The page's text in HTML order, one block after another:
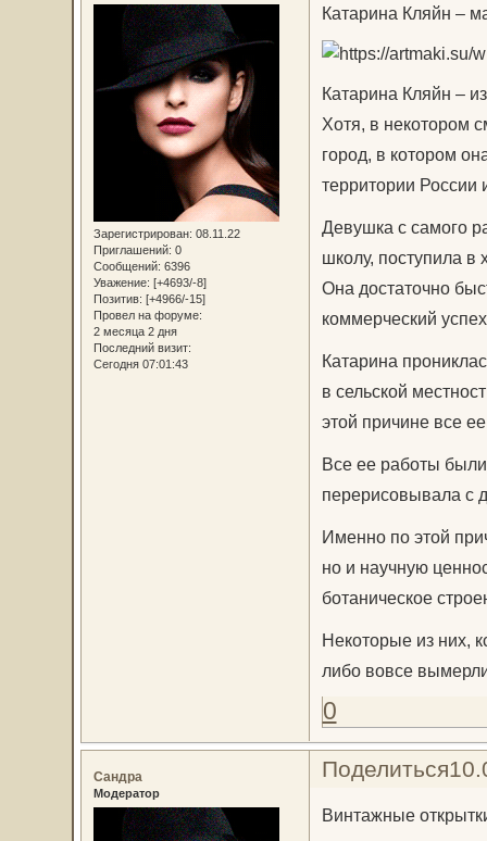
Зарегистрирован: 08.11.22
Приглашений: 0
Сообщений: 6396
Уважение: [+4693/-8]
Позитив: [+4966/-15]
Провел на форуме:
2 месяца 2 дня
Последний визит:
Сегодня 07:01:43
Катарина Кляйн –
Катарина Кляйн –
Хотя, в некотором
город, в котором
территории России
Девушка с самого
школу, поступила в
Она достаточно
коммерческий
Катарина
в сельской
этой причине все
Все ее работы
перерисовывала с
Именно по этой
но и научную
ботаническое
Некоторые из них,
либо вовсе
0
Поделиться
Сандра
Модератор
Винтажные